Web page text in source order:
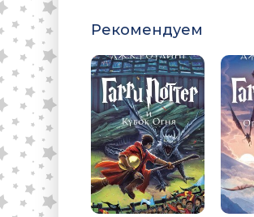
Рекомендуем